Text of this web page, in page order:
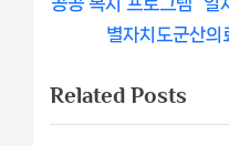
비
이
u
s
t
P
별자치도군산의
Related Posts